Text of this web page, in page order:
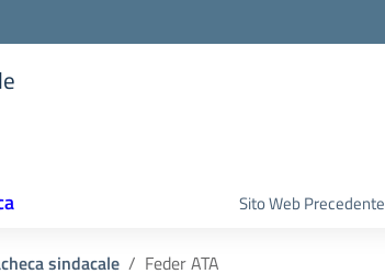
Sito Web Precedente
sindacale Feder ATA